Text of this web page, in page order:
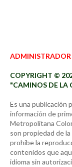
COPYRIGHT ©
"CAMINOS DE LA
Es una publicación
información de
Metropolitana
son propiedad de
prohíbe la
contenidos que
idioma sin